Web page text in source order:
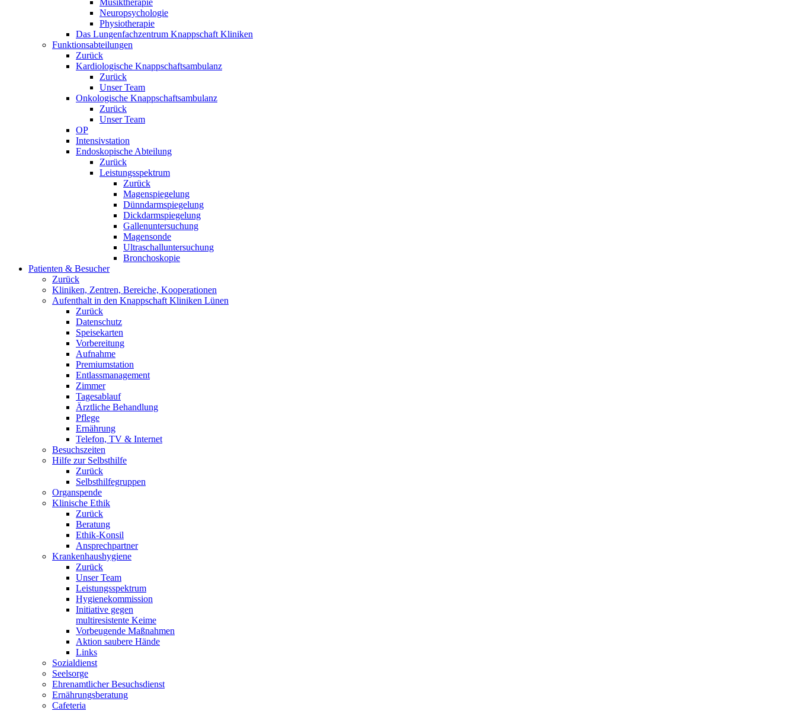
Musiktherapie
Neuropsychologie
Physiotherapie
Das Lungenfachzentrum Knappschaft Kliniken
Funktionsabteilungen
Zurück
Kardiologische Knappschaftsambulanz
Zurück
Unser Team
Onkologische Knappschaftsambulanz
Zurück
Unser Team
OP
Intensivstation
Endoskopische Abteilung
Zurück
Leistungsspektrum
Zurück
Magenspiegelung
Dünndarmspiegelung
Dickdarmspiegelung
Gallenuntersuchung
Magensonde
Ultraschalluntersuchung
Bronchoskopie
Patienten & Besucher
Zurück
Kliniken, Zentren, Bereiche, Kooperationen
Aufenthalt in den Knappschaft Kliniken Lünen
Zurück
Datenschutz
Speisekarten
Vorbereitung
Aufnahme
Premiumstation
Entlassmanagement
Zimmer
Tagesablauf
Ärztliche Behandlung
Pflege
Ernährung
Telefon, TV & Internet
Besuchszeiten
Hilfe zur Selbsthilfe
Zurück
Selbsthilfegruppen
Organspende
Klinische Ethik
Zurück
Beratung
Ethik-Konsil
Ansprechpartner
Krankenhaushygiene
Zurück
Unser Team
Leistungsspektrum
Hygienekommission
Initiative gegen
multiresistente Keime
Vorbeugende Maßnahmen
Aktion saubere Hände
Links
Sozialdienst
Seelsorge
Ehrenamtlicher Besuchsdienst
Ernährungsberatung
Cafeteria